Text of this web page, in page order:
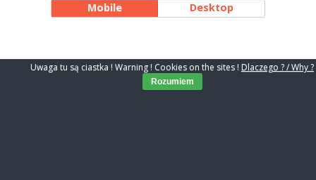
Mobile Desktop
Uwaga tu są ciastka ! Warning ! Cookies on the sites ! Dlaczego ? / Why ?
Rozumiem